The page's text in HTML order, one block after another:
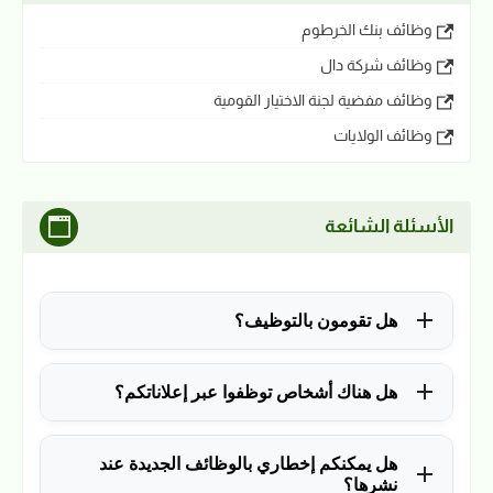
وظائف بنك الخرطوم
وظائف شركة دال
وظائف مفضية لجنة الاختيار القومية
وظائف الولايات
الأسئلة الشائعة
هل تقومون بالتوظيف؟
للأسف لا، في الوقت الحالي نقوم فقط بنشر الوظائف
المتاحة.هل هناك أشخاص توظفوا عبر إعلاناتكم؟
نعم ولله الحمد، منذ التأسيس في 2018 نشرنا آلاف
الوظائف، وكانت سببًا في توظيف آلاف من المتابعين.
هل يمكنكم إخطاري بالوظائف الجديدة عند
نشرها؟